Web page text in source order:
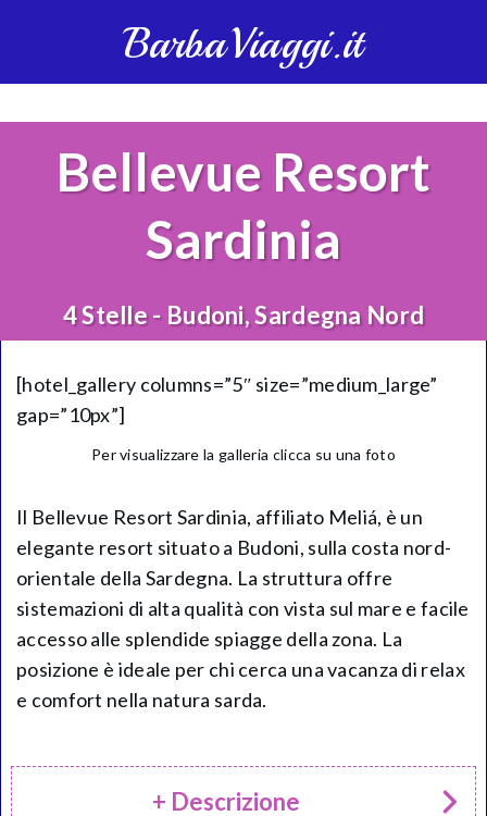
BarbaViaggi.it
Bellevue Resort
Sardinia
4 Stelle - Budoni, Sardegna Nord
[hotel_gallery columns=”5″ size=”medium_large”
gap=”10px”]
Per visualizzare la galleria clicca su una foto
Il Bellevue Resort Sardinia, affiliato Meliá, è un
elegante resort situato a Budoni, sulla costa nord-
orientale della Sardegna. La struttura offre
sistemazioni di alta qualità con vista sul mare e facile
accesso alle splendide spiagge della zona. La
posizione è ideale per chi cerca una vacanza di relax
e comfort nella natura sarda.
+ Descrizione